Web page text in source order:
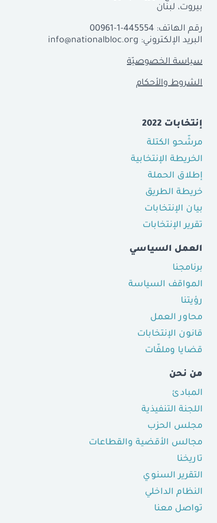
بيروت، لبنان
رقم الهاتف: 00961-1-445554
البريد الإلكتروني: info@nationalbloc.org
سياسة الخصوصيّة
الشروط والأحكام
إنتخابات 2022
مرشّحو الكتلة
الخريطة الإنتخابية
إطلاق الحملة
خريطة الطريق
بيان الإنتخابات
تقرير الإنتخابات
العمل السياسي
برنامجنا
المواقف السياسة
رؤيتنا
محاور العمل
قانون الإنتخابات
قضايا وملفّات
من نحن
المبادئ
اللجنة التنفيذية
مجلس الحزب
مجالس الأقضية والقطاعات
تاريخنا
التقرير السنوي
النظام الداخلي
تواصل معنا